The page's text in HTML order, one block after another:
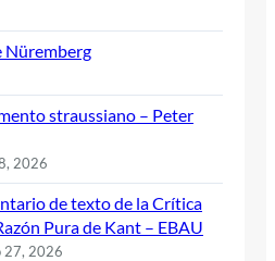
Nüremberg
straussiano – Peter
2026
de texto de la Crítica
Pura de Kant – EBAU
27, 2026